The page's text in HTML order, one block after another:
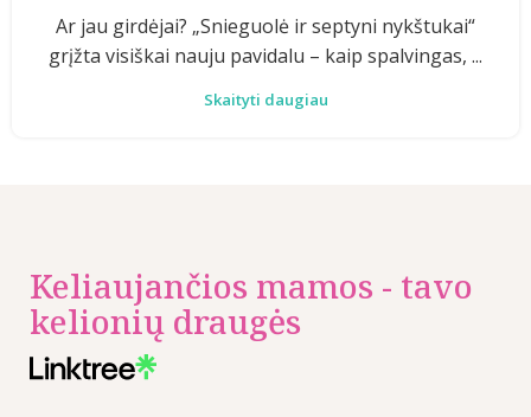
Ar jau girdėjai? „Snieguolė ir septyni nykštukai“
grįžta visiškai nauju pavidalu – kaip spalvingas, ...
Skaityti daugiau
Keliaujančios mamos - tavo
kelionių draugės